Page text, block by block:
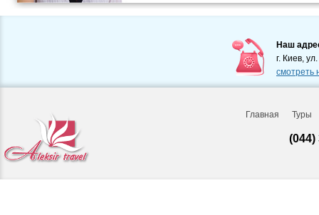
Наш
г. Киев,
смотреть
Главная Туры
(044)